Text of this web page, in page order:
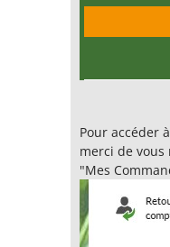
Pour accéder
merci de
"Mes